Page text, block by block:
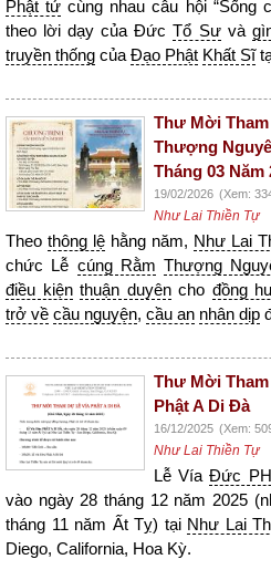
Phật tử cùng nhau câu hội “Sống
theo lời dạy của ĐứcTổ Sưvà
truyền thống của Đạo Phật Khất Sĩ
Thư Mời
Thượng
Tháng 03 Năm
19/02/2026 (Xem:
Như Lai Thiền Tự
Theo thông lệ hằng năm, Như Lai
chức Lễ cúng Rằm Thượng
điều kiện thuận duyêncho đồng
trở về cầu nguyện, cầu an nhân dịp
Thư Mời
Phật A Di Đà
16/12/2025 (Xem:
Như Lai Thiền Tự
Lễ VíaĐức
vào ngày 28 tháng 12 năm 2025
tháng 11 năm Ất Tỵ) tại Như Lai
Diego, California, Hoa Kỳ.